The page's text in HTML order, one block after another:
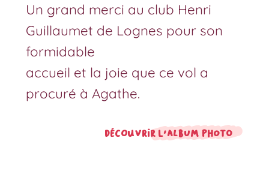
Un grand merci au club Henri
Guillaumet de Lognes pour son
formidable
accueil et la joie que ce vol a
procuré à Agathe.
Découvrir l'album photo